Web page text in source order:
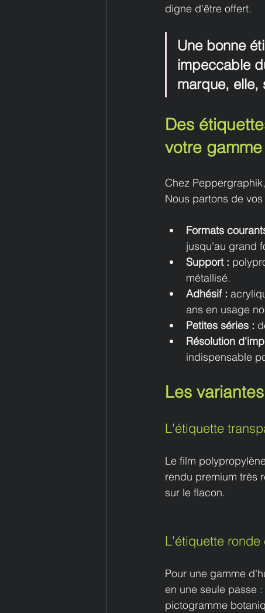
digne d'être offert.
Une bonne
impeccable
marque, elle,
Des
votre gamme
Chez
Nous partons de
Formats
jusqu'au grand
Support :
métallisé.
Adhésif :
ans en usage
Petites séries :
Résolution
indispensable
Les
L'étiquette
Le film
rendu premium très
sur le flacon.
L'étiquette
Pour une gamme
en une seule passe
pictogramme